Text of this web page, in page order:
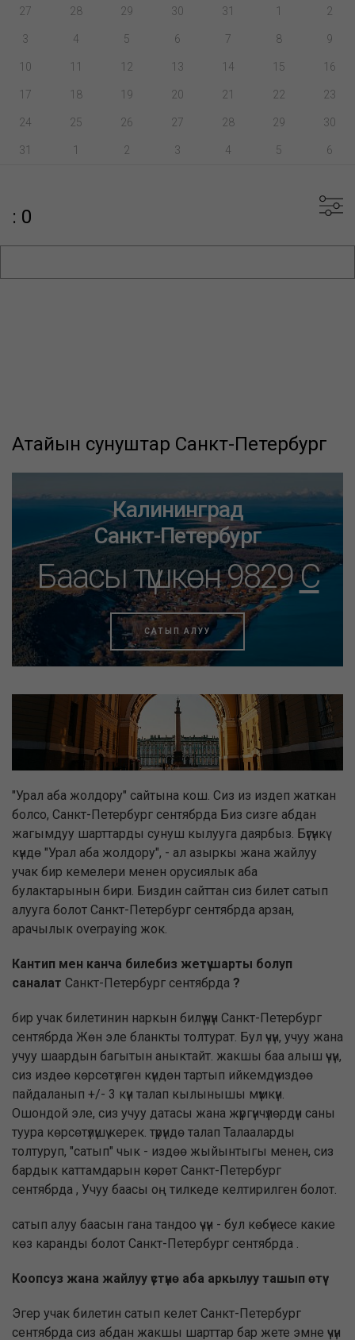
27 28 29 30 31 1 2
3 4 5 6 7 8 9
10 11 12 13 14 15 16
17 18 19 20 21 22 23
24 25 26 27 28 29 30
31 1 2 3 4 5 6
: 0
Атайын сунуштар Санкт-Петербург
Калининград
Санкт-Петербург
Баасы түшкөн 9829C
САТЫП АЛУУ
"Урал аба жолдору" сайтына кош. Сиз из издеп жаткан
болсо, Санкт-Петербург сентябрда Биз сизге абдан
жагымдуу шарттарды сунуш кылууга даярбыз. Бүгүнкү
күндө "Урал аба жолдору", - ал азыркы жана жайлуу
учак бир кемелери менен орусиялык аба
булактарынын бири. Биздин сайттан сиз билет сатып
алууга болот Санкт-Петербург сентябрда арзан,
арачылык overpaying жок.
Кантип мен канча билебиз жетүү шарты болуп
саналат Санкт-Петербург сентябрда ?
бир учак билетинин наркын билүү үчүн Санкт-Петербург
сентябрда Жөн эле бланкты толтурат. Бул үчүн, учуу жана
учуу шаардын багытын аныктайт. жакшы баа алыш үчүн,
сиз издөө көрсөтүлгөн күндөн тартып ийкемдүү издөө
пайдаланып +/- 3 күн талап кылынышы мүмкүн.
Ошондой эле, сиз учуу датасы жана жүргүнчүлөрдүн саны
туура көрсөтүлүшү керек. түрүндө талап Талааларды
толтуруп, "сатып" чык - издөө жыйынтыгы менен, сиз
бардык каттамдарын көрөт Санкт-Петербург
сентябрда , Учуу баасы оң тилкеде келтирилген болот.
сатып алуу баасын гана тандоо үчүн - бул көбүнесе какие
көз каранды болот Санкт-Петербург сентябрда .
Коопсуз жана жайлуу үстүнө аба аркылуу ташып өтүү
Эгер учак билетин сатып келет Санкт-Петербург
сентябрда сиз абдан жакшы шарттар бар жете эмне үчүн